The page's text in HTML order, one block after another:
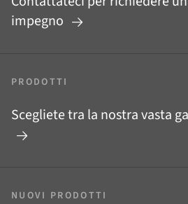
impegno
PRODOTTI
Scegliete tra la nostra vasta
NUOVI PRODOTTI